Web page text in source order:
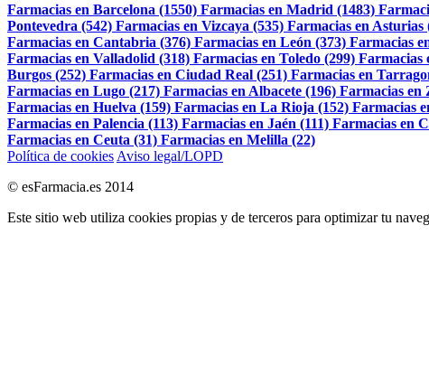
Farmacias en Barcelona (1550) Farmacias en Madrid (1483)
Pontevedra (542) Farmacias en Vizcaya (535) Farmacias en Asturias
Farmacias en Cantabria (376) Farmacias en León (373) Farmacias
Farmacias en Valladolid (318) Farmacias en Toledo (299) Farmacias
Burgos (252) Farmacias en Ciudad Real (251) Farmacias en
Farmacias en Lugo (217) Farmacias en Albacete (196) Farmacias en
Farmacias en Huelva (159) Farmacias en La Rioja (152) Farmacias
Farmacias en Palencia (113) Farmacias en Jaén (111) Farmacias en
Farmacias en Ceuta (31) Farmacias en Melilla (22)
Política de cookies Aviso legal/LOPD
© esFarmacia.es 2014
Este sitio web utiliza cookies propias y de terceros para optimizar tu